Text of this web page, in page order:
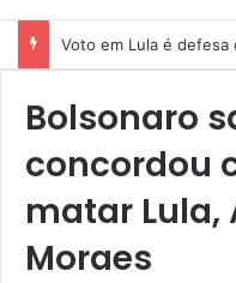
Voto em Lula é defesa
Bolsonaro
concordou
matar Lula,
Moraes